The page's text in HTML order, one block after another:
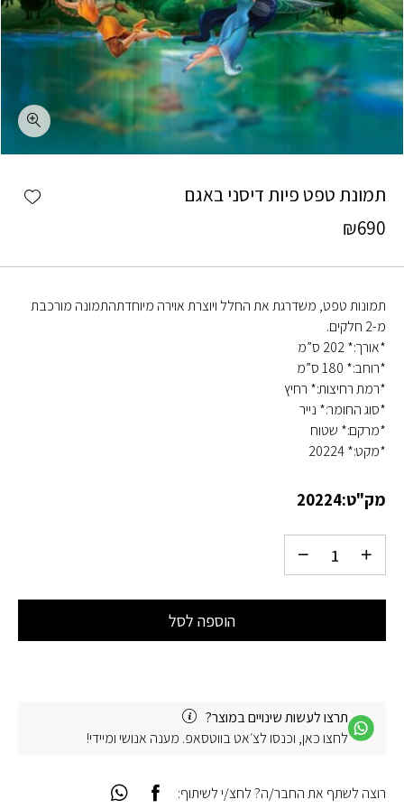
תמונת טפט פיות דיסני באגם
₪690
תמונות טפט, משדרגת את החלל ויוצרת אוירה מיוחדתהתמונה מורכבת
מ-2 חלקים.
*אורך:* 202 ס”מ
*רוחב:* 180 ס”מ
*רמת רחיצות:* רחיץ
*סוג החומר:* נייר
*מרקם:* שטוח
*מקט:* 20224
מק"ט:20224
הוספה לסל
תרצו לעשות שינויים במוצר?
לחצו כאן, וכנסו לצ׳אט בווטסאפ. מענה אנושי ומיידי!
רוצה לשתף את החבר/ה? לחצ/י לשיתוף: